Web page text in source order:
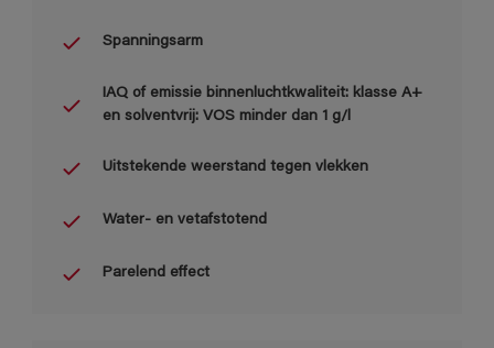
Spanningsarm
IAQ of emissie binnenluchtkwaliteit: klasse A+
en solventvrij: VOS minder dan 1 g/l
Uitstekende weerstand tegen vlekken
Water- en vetafstotend
Parelend effect